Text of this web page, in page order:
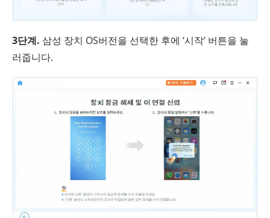
3단계. 삼성 장치 OS버전을 선택한 후에 ‘시작’ 버튼을 눌
러줍니다.